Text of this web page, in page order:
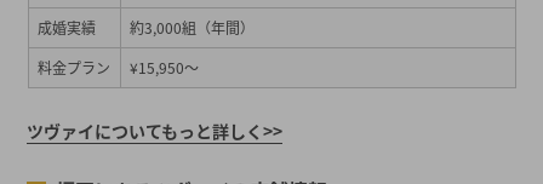
成婚実績
約3,000組（年間）
料金プラン
¥15,950～
ツヴァイについてもっと詳しく>>